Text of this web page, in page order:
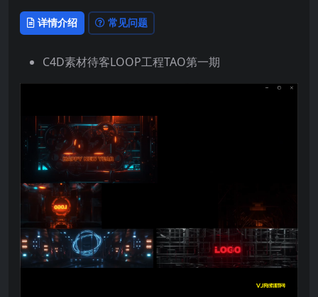
详情介绍 常见问题
C4D素材待客LOOP工程TAO第一期